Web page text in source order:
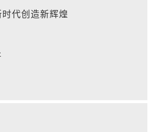
时代创造新辉煌